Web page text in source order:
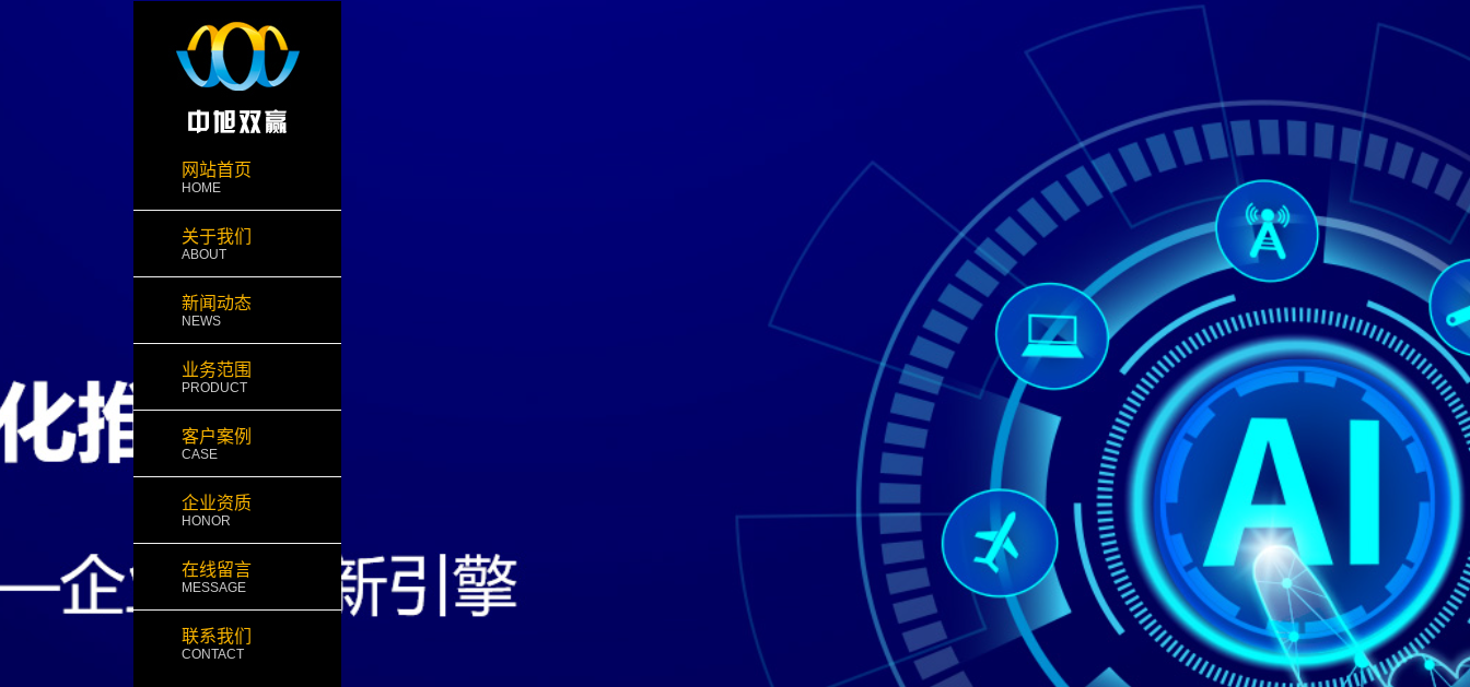
网站首页
HOME
关于我们
ABOUT
新闻动态
NEWS
业务范围
PRODUCT
客户案例
CASE
企业资质
HONOR
在线留言
MESSAGE
联系我们
CONTACT